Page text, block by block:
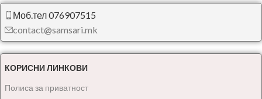
Моб.тел 076907515
contact@samsari.mk
КОРИСНИ ЛИНКОВИ
Полиса за приватност